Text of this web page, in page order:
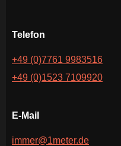
Telefon
+49 (0)7761 9983516
+49 (0)1523 7109920
E-Mail
immer@1meter.de